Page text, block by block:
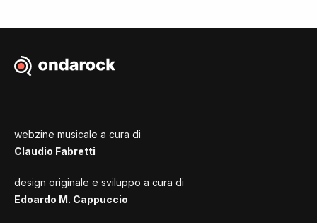
webzine musicale a cura di
Claudio Fabretti
design originale e sviluppo a cura di
Edoardo M. Cappuccio